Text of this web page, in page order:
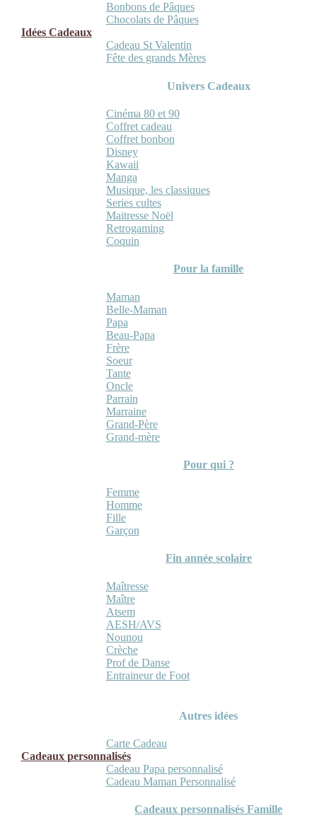
Bonbons de Pâques
Chocolats de Pâques
Idées Cadeaux
Cadeau St Valentin
Fête des grands Mères
Univers Cadeaux
Cinéma 80 et 90
Coffret cadeau
Coffret bonbon
Disney
Kawaii
Manga
Musique, les classiques
Series cultes
Maitresse Noël
Retrogaming
Coquin
Pour la famille
Maman
Belle-Maman
Papa
Beau-Papa
Frère
Soeur
Tante
Oncle
Parrain
Marraine
Grand-Père
Grand-mère
Pour qui ?
Femme
Homme
Fille
Garçon
Fin année scolaire
Maîtresse
Maître
Atsem
AESH/AVS
Nounou
Crèche
Prof de Danse
Entraineur de Foot
Autres idées
Carte Cadeau
Cadeaux personnalisés
Cadeau Papa personnalisé
Cadeau Maman Personnalisé
Cadeaux personnalisés Famille